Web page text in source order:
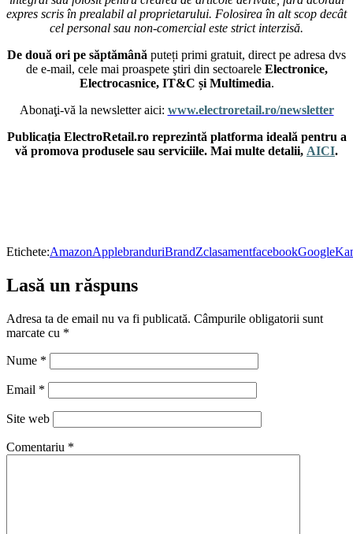
expres scris în prealabil al proprietarului. Folosirea în alt scop decât
cel personal sau non-comercial este strict interzisă.
De două ori pe săptămână puteți primi gratuit, direct pe adresa dvs
de e-mail, cele mai proaspete ştiri din sectoarele Electronice,
Electrocasnice, IT&C și Multimedia.
Abonaţi-vă la newsletter aici: www.electroretail.ro/newsletter
Publicația ElectroRetail.ro reprezintă platforma ideală pentru a
vă promova produsele sau serviciile. Mai multe detalii, AICI.
Etichete:AmazonApplebranduriBrandZclasamentfacebookGoogle
Lasă un răspuns
Adresa ta de email nu va fi publicată. Câmpurile obligatorii sunt
marcate cu *
Nume *
Email *
Site web
Comentariu *